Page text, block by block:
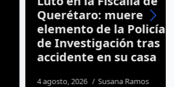
Querétaro: muere
elemento de la Policía
de Investigación tras
accidente en su casa
4 agosto, 2026 Susana Ramos